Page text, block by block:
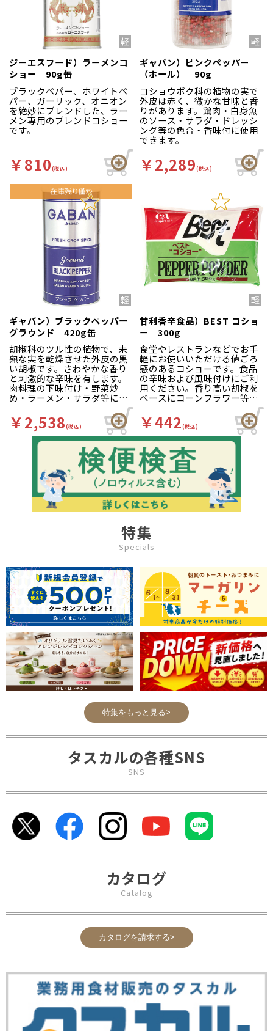
ジーエスフード）ラーメンコ
ショー 90g缶
ブラックペパー、ホワイトペ
パー、ガーリック、オニオン
を絶妙にブレンドした、ラー
メン専用のブレンドコショー
です。
￥810(税込)
ギャバン）ピンクペッパー
（ホール） 90g
コショウボク科の植物の実で
外皮は赤く、微かな甘味と香
りがあります。鶏肉・白身魚
のソース・サラダ・ドレッシ
ング等の色合・香味付に使用
できます。
￥2,289(税込)
ギャバン）ブラックペッパー
グラウンド 420g缶
胡椒科のツル性の植物で、未
熟な実を乾燥させた外皮の黒
い胡椒です。さわやかな香り
と刺激的な辛味を有します。
肉料理の下味付け・野菜炒
め・ラーメン・サラダ等にご
￥2,538(税込)
甘利香辛食品）BEST コショ
ー 300g
食堂やレストランなどでお手
軽にお使いいただける値ごろ
感のあるコショーです。食品
の辛味および風味付けにご利
用ください。香り高い胡椒を
ベースにコーンフラワー等を
副剤として配合していますの
で、流動性が良く、卓上用や
仕上げ用のコショーとして最
適です。
￥442(税込)
特集
Specials
特集をもっと見る>
タスカルの各種SNS
SNS
カタログ
Catalog
カタログを請求する>